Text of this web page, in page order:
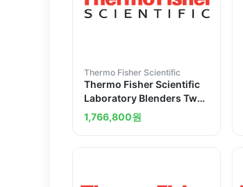
Thermo Fisher Scientific
Thermo Fisher Scientific
Laboratory Blenders Two
Speeds 145097P
1,766,800원